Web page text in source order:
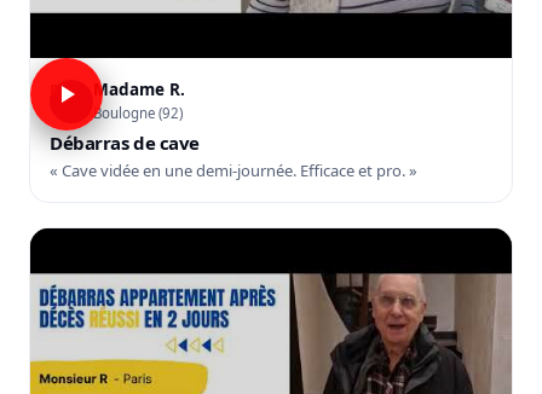
Madame R.
Boulogne (92)
Débarras de cave
« Cave vidée en une demi-journée. Efficace et pro. »